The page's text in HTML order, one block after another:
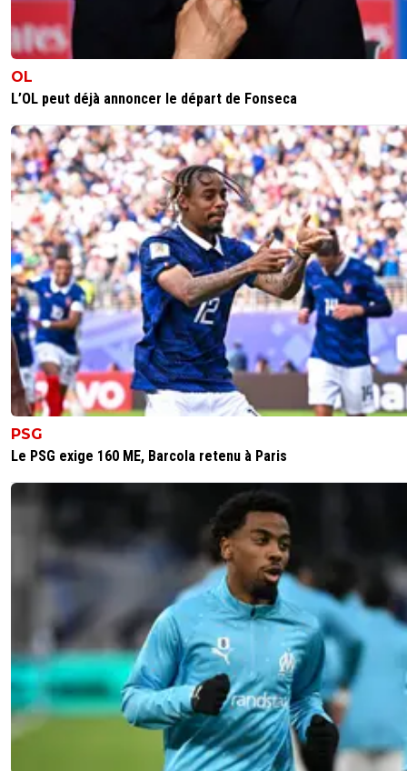
OL
L’OL peut déjà annoncer le départ de Fonseca
PSG
Le PSG exige 160 ME, Barcola retenu à Paris